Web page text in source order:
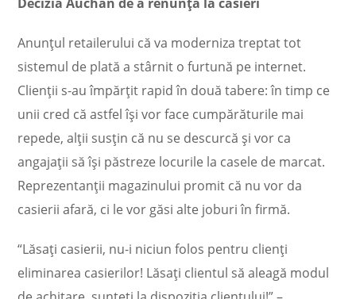
Anunţul retailerului că va moderniza treptat tot
sistemul de plată a stârnit o furtună pe internet.
Clienţii s-au împărţit rapid în două tabere: în timp ce
unii cred că astfel îşi vor face cumpărăturile mai
repede, alţii susţin că nu se descurcă şi vor ca
angajaţii să îşi păstreze locurile la casele de marcat.
Reprezentanţii magazinului promit că nu vor da
casierii afară, ci le vor găsi alte joburi în firmă.
“Lăsați casierii, nu-i niciun folos pentru clienți
eliminarea casierilor! Lăsați clientul să aleagă modul